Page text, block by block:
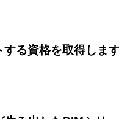
る資格を取得しま